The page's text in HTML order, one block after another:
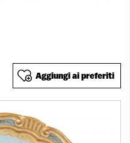
Aggiungi ai preferiti